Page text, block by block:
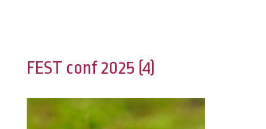
FEST conf 2025 (4)